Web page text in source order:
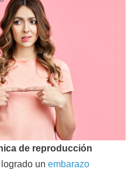
de reproducción
un embarazo